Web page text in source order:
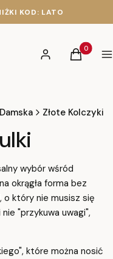
KOD: LATO
Zaloguj sięProdukty
Koszyk
Złote Kolczyki
wybór wśród
okrągła forma bez
o który nie musisz się
"przykuwa uwagi",
które można nosić